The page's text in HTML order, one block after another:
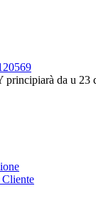
principiarà da u 23